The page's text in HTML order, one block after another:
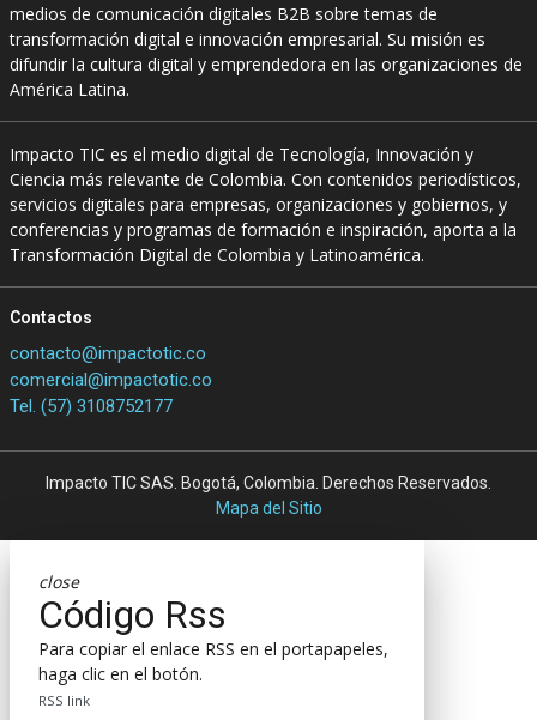
medios de comunicación digitales B2B sobre temas de
transformación digital e innovación empresarial. Su misión es
difundir la cultura digital y emprendedora en las organizaciones de
América Latina.
Impacto TIC es el medio digital de Tecnología, Innovación y
Ciencia más relevante de Colombia. Con contenidos periodísticos,
servicios digitales para empresas, organizaciones y gobiernos, y
conferencias y programas de formación e inspiración, aporta a la
Transformación Digital de Colombia y Latinoamérica.
Contactos
contacto@impactotic.co
comercial@impactotic.co
Tel. (57) 3108752177
Impacto TIC SAS. Bogotá, Colombia. Derechos Reservados.
Mapa del Sitio
close
Código Rss
Para copiar el enlace RSS en el portapapeles,
haga clic en el botón.
RSS link